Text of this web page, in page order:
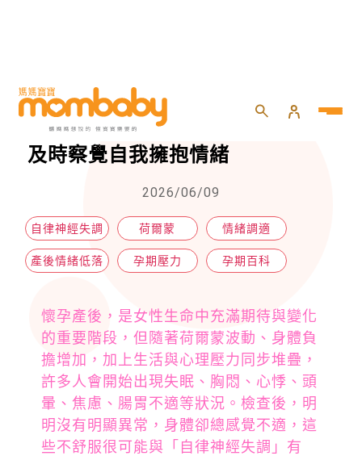
HOME 懷孕 孕期百科
懷孕產後都易引發自律神經失調？
及時察覺自我擁抱情緒
2026/06/09
自律神經失調 荷爾蒙 情緒調適
產後情緒低落 孕期壓力 孕期百科
懷孕產後，是女性生命中充滿期待與變化
的重要階段，但隨著荷爾蒙波動、身體負
擔增加，加上生活與心理壓力同步堆疊，
許多人會開始出現失眠、胸悶、心悸、頭
暈、焦慮、腸胃不適等狀況。檢查後，明
明沒有明顯異常，身體卻總感覺不適，這
些不舒服很可能與「自律神經失調」有